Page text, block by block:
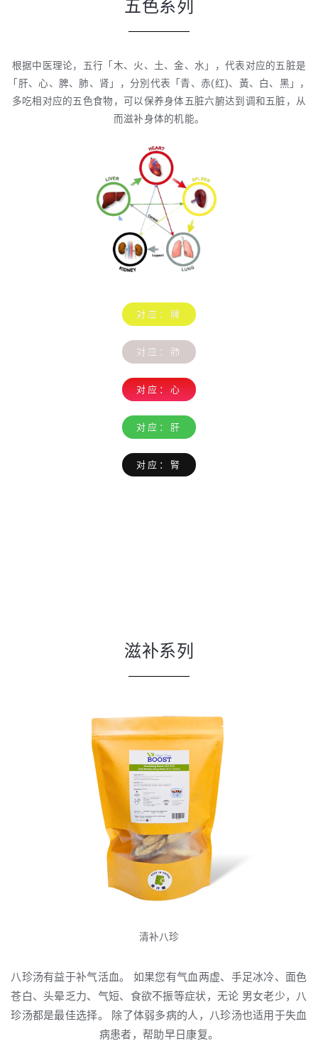
五色系列
根据中医理论，五行「木、火、土、金、水」，代表对应的五脏是
「肝、心、脾、肺、肾」，分別代表「青、赤(红)、黃、白、黑」，
多吃相对应的五色食物，可以保养身体五脏六腑达到调和五脏，从
而滋补身体的机能。
对应：脾
对应：肺
对应：心
对应：肝
对应：腎
滋补系列
清补八珍
八珍汤有益于补气活血。 如果您有气血两虚、手足冰冷、面色
苍白、头晕乏力、气短、食欲不振等症状，无论 男女老少，八
珍汤都是最佳选择。 除了体弱多病的人，八珍汤也适用于失血
病患者，帮助早日康复。